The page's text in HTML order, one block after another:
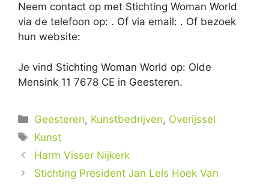
Neem contact op met Stichting Woman World
via de telefoon op: . Of via email: . Of bezoek
hun website:
Je vind Stichting Woman World op: Olde
Mensink 11 7678 CE in Geesteren.
Categorieën
Geesteren, Kunstbedrijven, Overijssel
Tags
Kunst
Harm Visser Nijkerk
Stichting President Jan Lels Hoek Van